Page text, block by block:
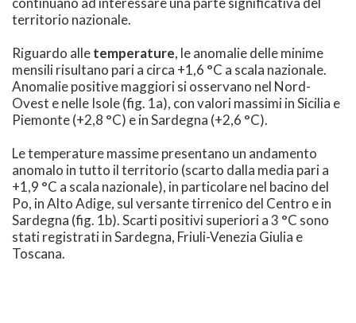
territorio nazionale.
Riguardo alletemperature, le anomalie delle minime
mensili risultano pari a circa +1,6 °C a scala nazionale.
Anomalie positive maggiori si osservano nel Nord-
Ovest e nelle Isole (fig. 1a), con valori massimi in Sicilia e
Piemonte (+2,8 °C) e in Sardegna (+2,6 °C).
Le temperature massime presentano un andamento
anomalo in tutto il territorio (scarto dalla media pari a
+1,9 °C a scala nazionale), in particolare nel bacino del
Po, in Alto Adige, sul versante tirrenico del Centro e in
Sardegna (fig. 1b). Scarti positivi superiori a 3 °C sono
stati registrati in Sardegna, Friuli-Venezia Giulia e
Toscana.